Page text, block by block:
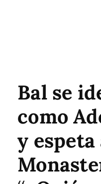
Bal se
como
y espeta